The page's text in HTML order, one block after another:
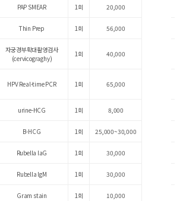
PAP SMEAR 1회 20,000
Thin Prep 1회 56,000
자궁경부확대촬영검사
(cervicograghy)
1회 40,000
HPV Real-time PCR 1회 65,000
urine-HCG 1회 8,000
B-HCG 1회 25,000~30,000
Rubella laG 1회 30,000
Rubella lgM 1회 30,000
Gram stain 1회 10,000